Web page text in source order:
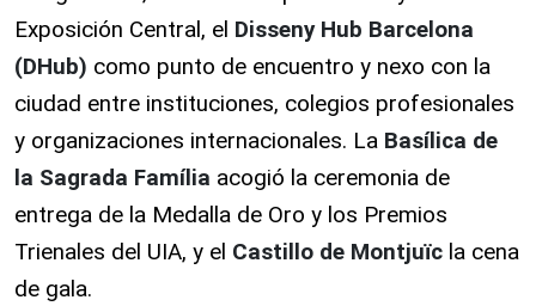
Exposición Central, el Disseny Hub Barcelona
(DHub) como punto de encuentro y nexo con la
ciudad entre instituciones, colegios profesionales
y organizaciones internacionales. La Basílica de
la Sagrada Família acogió la ceremonia de
entrega de la Medalla de Oro y los Premios
Trienales del UIA, y el Castillo de Montjuïc la cena
de gala.